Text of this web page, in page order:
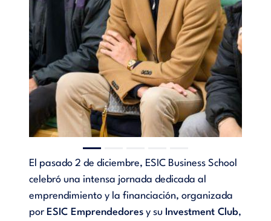
El pasado 2 de diciembre, ESIC Business School
celebró una intensa jornada dedicada al
emprendimiento y la financiación, organizada
por ESIC Emprendedoresy su Investment Club,